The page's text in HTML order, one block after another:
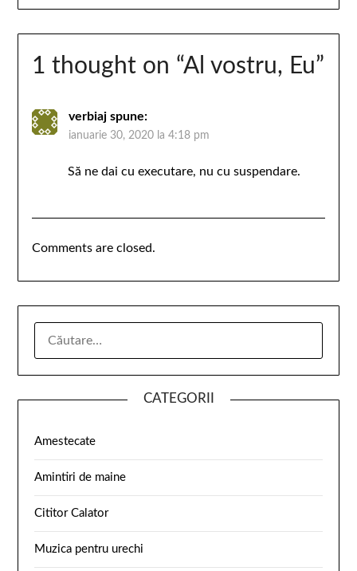
1 thought on “Al vostru, Eu”
verbiaj spune:
ianuarie 30, 2020 la 4:18 pm
Să ne dai cu executare, nu cu suspendare.
Comments are closed.
CATEGORII
Amestecate
Amintiri de maine
Cititor Calator
Muzica pentru urechi